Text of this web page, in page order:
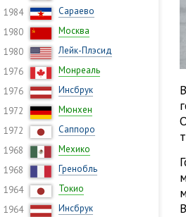
1984
Сараево
1980
Москва
1980
Лейк-Плэсид
1976
Монреаль
1976
Инсбрук
1972
Мюнхен
1972
Саппоро
1968
Мехико
1968
Гренобль
1964
Токио
1964
Инсбрук